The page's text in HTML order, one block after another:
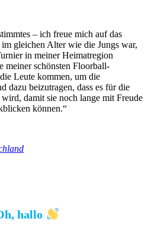
– ich freue mich auf das
gleichen Alter wie die Jungs war,
in meiner Heimatregion
meiner schönsten Floorball-
Leute kommen, um die
dazu beizutragen, dass es für die
damit sie noch lange mit Freude
können.“
hallo